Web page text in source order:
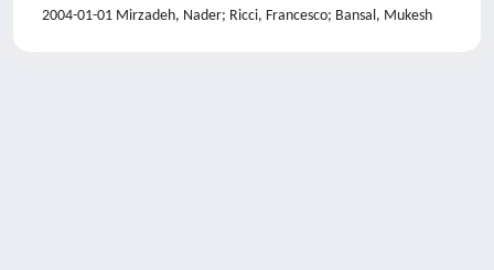
2004-01-01 Mirzadeh, Nader; Ricci, Francesco; Bansal, Mukesh